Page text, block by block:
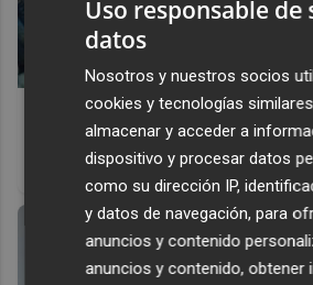
Pasaportes que abren puertas
Los pasaportes más poderosos del
Uso responsable de
datos
Nosotros y nuestros socios
cookies y tecnologías
almacenar y acceder a
dispositivo y procesar datos
como su dirección IP,
y datos de navegación, para
anuncios y contenido
anuncios y contenido, obtener